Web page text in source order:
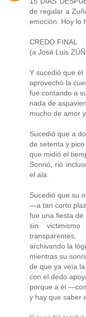
de regalar a
emoción. Hoy lo
CREDO FINAL
(a José Luis
Y sucedió que él
aprovechó la
fue contando a
nada de
mucho de amor
Sucedió que a
de setenta y
que midió el
Sonrió, rió
el ala.
Sucedió que su
—a tan corto
fue una fiesta de
sin
transparentes,
archivando la
mientras su
de que ya veía
con el dedo
porque a él
y hay que saber